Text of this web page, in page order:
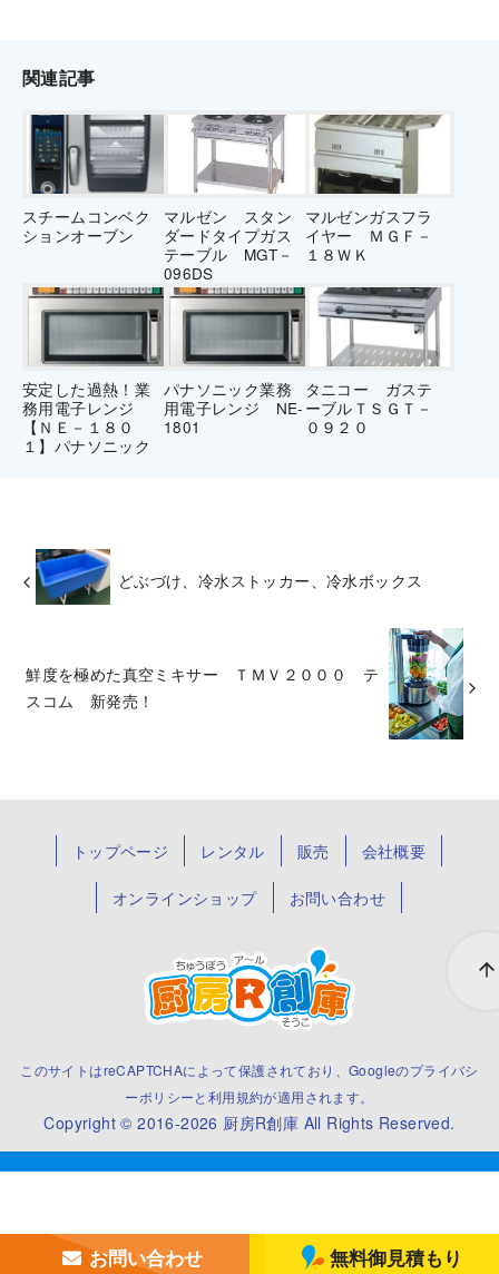
関連記事
スチームコンベク
ションオーブン
マルゼン スタン
ダードタイプガス
テーブル MGT－
096DS
マルゼンガスフラ
イヤー ＭＧＦ－
１８ＷＫ
安定した過熱！業
務用電子レンジ
【ＮＥ－１８０
１】パナソニック
パナソニック業務
用電子レンジ NE-
1801
タニコー ガステ
ーブルＴＳＧＴ－
０９２０
どぶづけ、冷水ストッカー、冷水ボックス
鮮度を極めた真空ミキサー ＴＭＶ２０００ テ
スコム 新発売！
お問い合わせ 無料御見積もり
トップページ レンタル 販売 会社概要
オンラインショップ お問い合わせ
このサイトはreCAPTCHAによって保護されており、Googleのプライバシ
ーポリシーと 利用規約が適用されます。
Copyright © 2016-2026 厨房R創庫 All Rights Reserved.